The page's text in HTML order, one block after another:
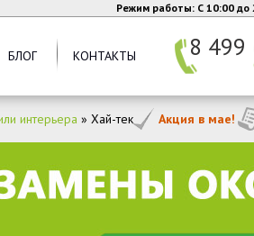
Режим работы: C 10:00 до
БЛОГ КОНТАКТЫ 8 499
интерьера » Хай-тек Акция в мае!